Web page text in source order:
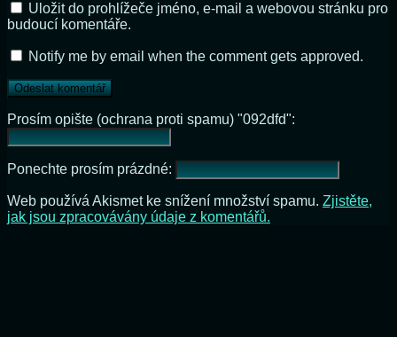
Uložit do prohlížeče jméno, e-mail a webovou stránku pro
budoucí komentáře.
Notify me by email when the comment gets approved.
Prosím opište (ochrana proti spamu) "092dfd":
Ponechte prosím prázdné:
Web používá Akismet ke snížení množství spamu. Zjistěte,
jak jsou zpracovávány údaje z komentářů.